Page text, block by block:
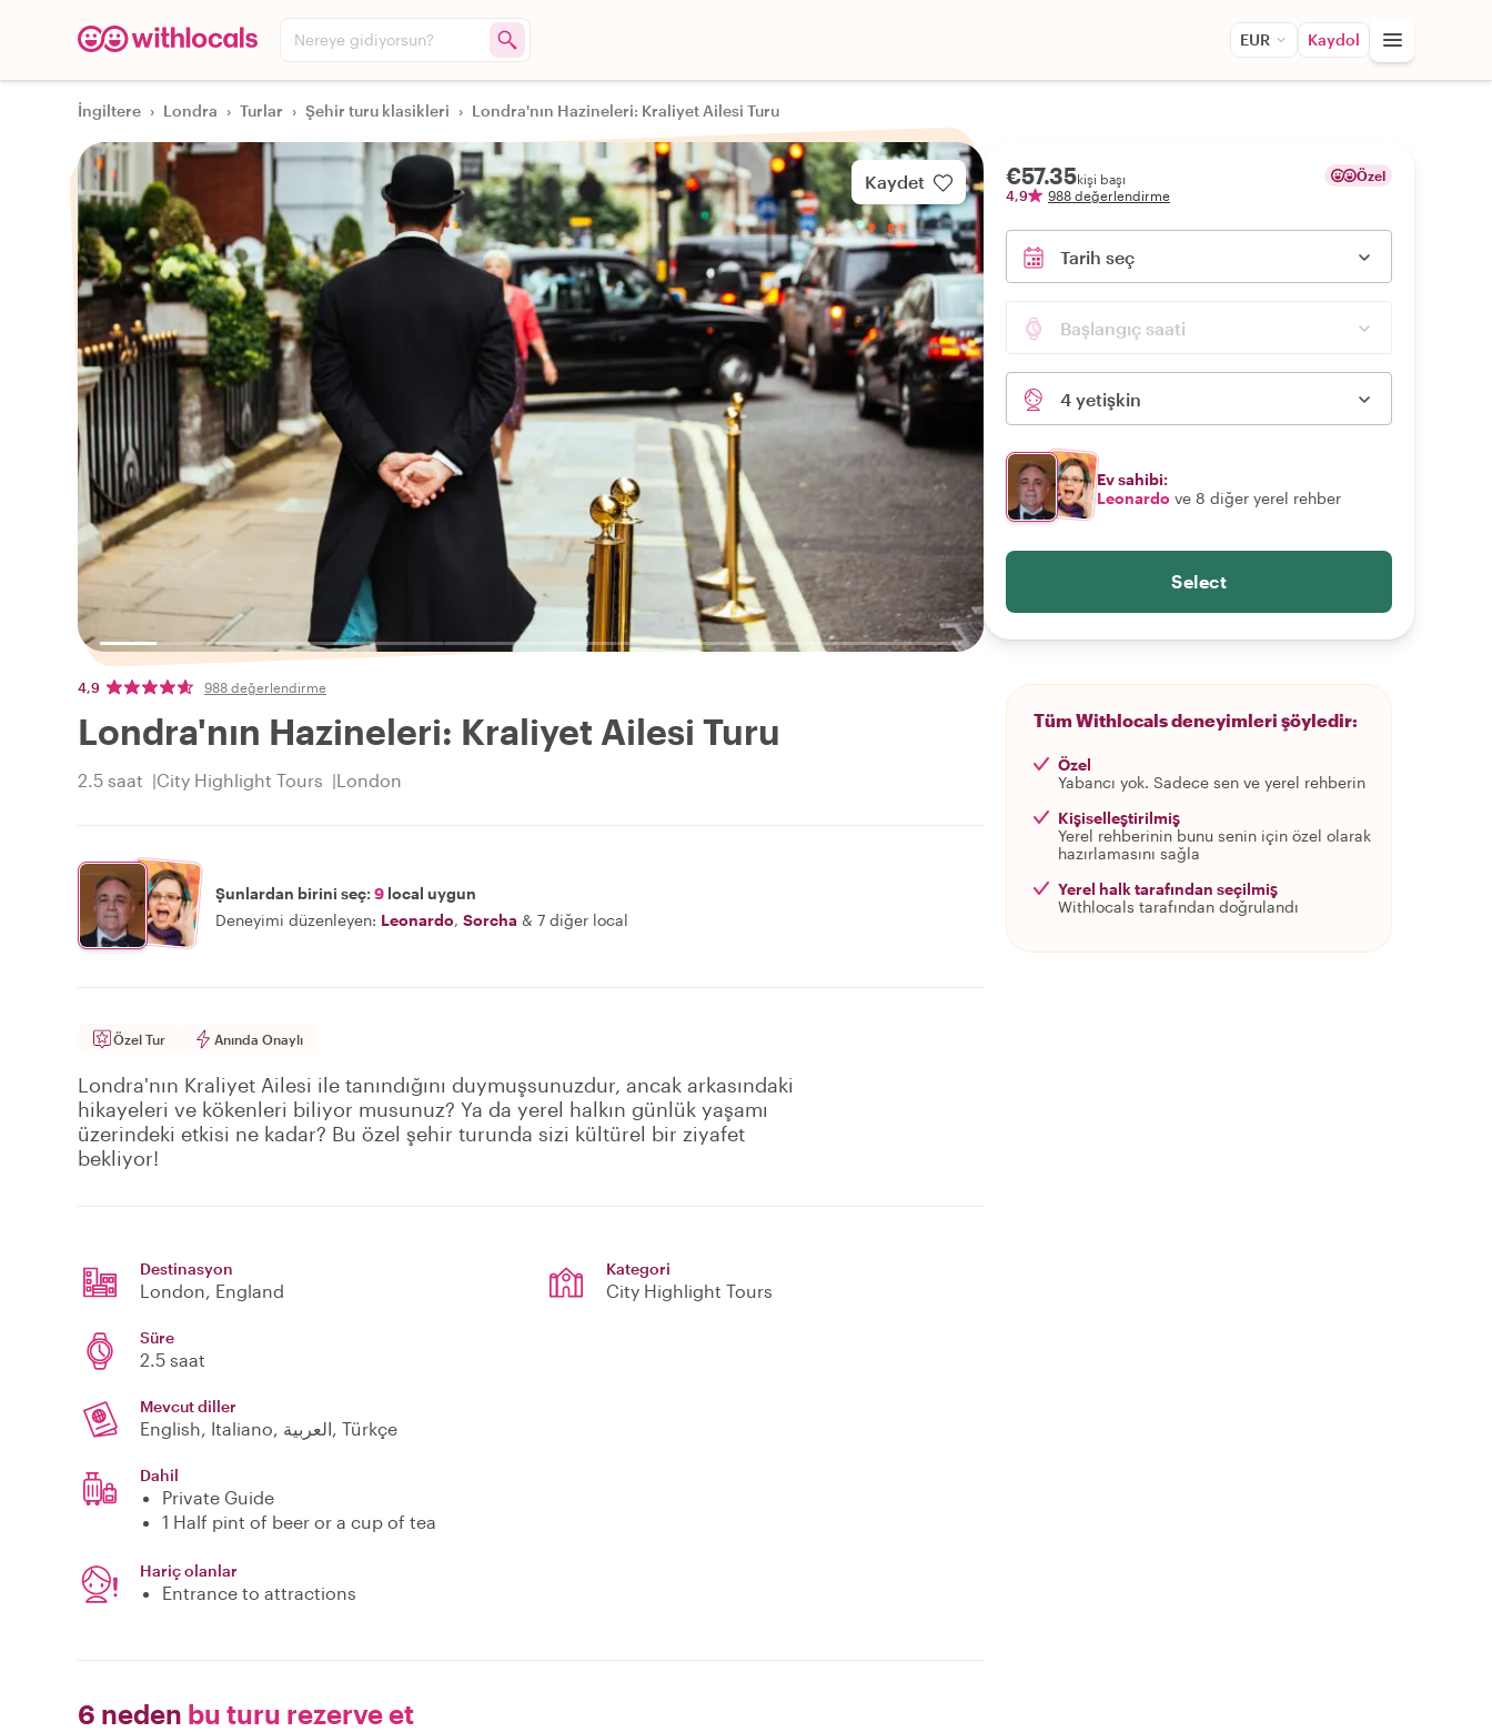
Nereye gidiyorsun? EUR Kaydol
İngiltere › Londra › Turlar › Şehir turu klasikleri › Londra'nın Hazineleri: Kraliyet Ailesi Turu
Kaydet
4,9 988 değerlendirme
Londra'nın Hazineleri: Kraliyet Ailesi Turu
2.5 saat City Highlight Tours London
Şunlardan birini seç:9 local uygun
Deneyimi düzenleyen: Leonardo, Sorcha & 7 diğer local
Özel Tur Anında Onaylı
Londra'nın Kraliyet Ailesi ile tanındığını duymuşsunuzdur, ancak arkasındaki
hikayeleri ve kökenleri biliyor musunuz? Ya da yerel halkın günlük yaşamı
üzerindeki etkisi ne kadar? Bu özel şehir turunda sizi kültürel bir ziyafet
bekliyor!
Destinasyon
London, England
Kategori
City Highlight Tours
Süre
2.5 saat
Mevcut diller
English, Italiano, العربية, Türkçe
Dahil
Private Guide
1 Half pint of beer or a cup of tea
Hariç olanlar
Entrance to attractions
6 neden bu turu rezerve et
€57.35kişi başı
4,9
988 değerlendirme
Özel
Tarih seç
Başlangıç saati
4 yetişkin
Ev sahibi:
Leonardo ve 8 diğer yerel rehber
Select
Tüm Withlocals deneyimleri şöyledir:
Özel
Yabancı yok. Sadece sen ve yerel rehberin
Kişiselleştirilmiş
Yerel rehberinin bunu senin için özel olarak
hazırlamasını sağla
Yerel halk tarafından seçilmiş
Withlocals tarafından doğrulandı